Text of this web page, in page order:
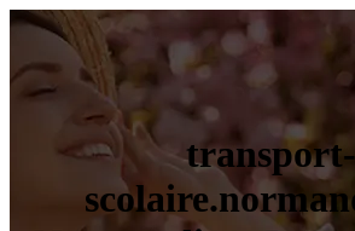
transport-